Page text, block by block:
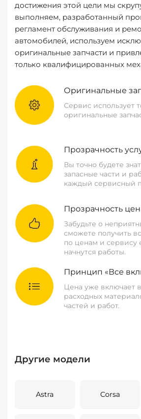
достижения этой цели мы
выполняем, разработанный
регламент обслуживания и
автомобилей, используем
оригинальные запчасти и
только квалифицированных
Оригинальные
Сервис использует
оригинальные
Прозрачность
Вы точно будете
запасные части и
каждый сервисный
Прозрачность
Забудьте о
сможете получить
по ценам и сервису
начнутся работы.
Принцип «Все
Цена уже включает
расходных
частей и работ.
Другие модели
Astra Corsa